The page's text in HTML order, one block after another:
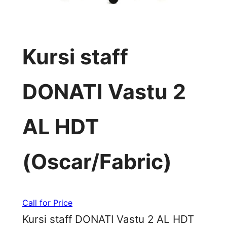
Kursi staff
DONATI Vastu 2
AL HDT
(Oscar/Fabric)
Call for Price
Kursi staff DONATI Vastu 2 AL HDT